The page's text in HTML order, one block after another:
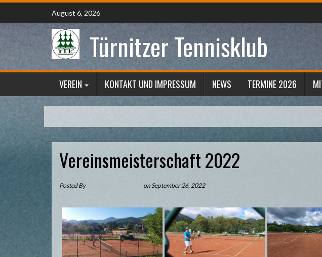
Skip
content
August 6, 2026
Türnitzer Tennisklub
VEREIN KONTAKT UND IMPRESSUM NEWS TERMINE 2026
Vereinsmeisterschaft 2022
Posted By on September 26, 2022